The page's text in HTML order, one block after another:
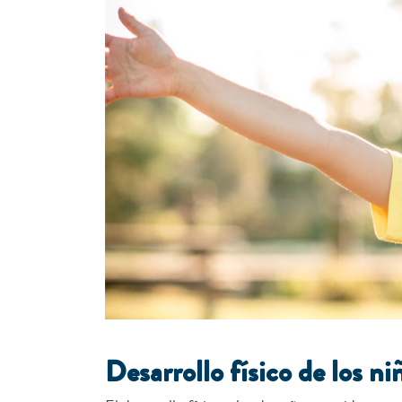
Desarrollo físico de los